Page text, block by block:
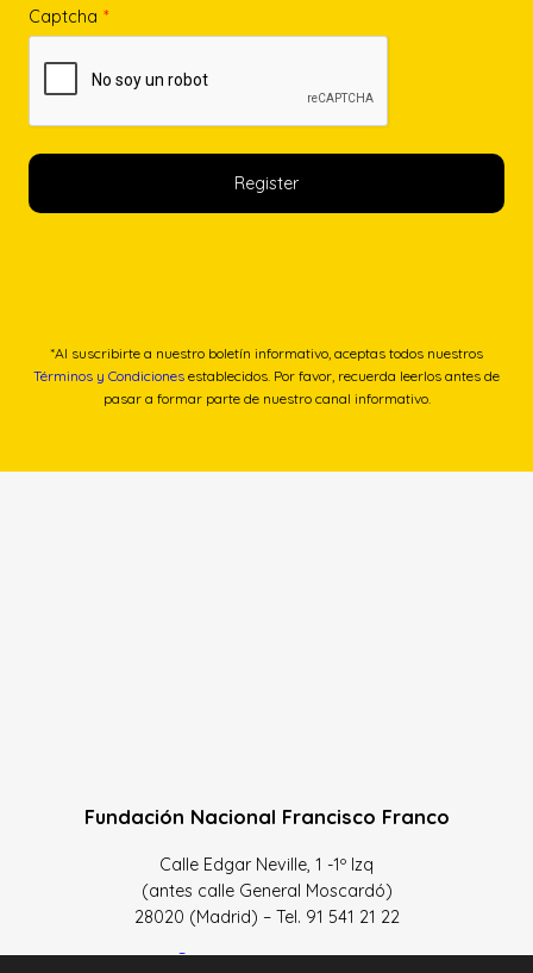
Captcha *
*Al suscribirte a nuestro boletín informativo, aceptas todos nuestros
Términos y Condiciones establecidos. Por favor, recuerda leerlos antes de
pasar a formar parte de nuestro canal informativo.
Fundación Nacional Francisco Franco
Calle Edgar Neville, 1 -1º Izq
(antes calle General Moscardó)
28020 (Madrid) – Tel. 91 541 21 22
Contacta con nosotros